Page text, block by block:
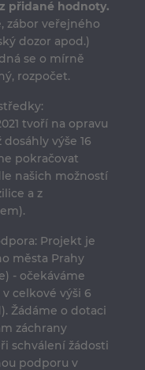
přidané hodnoty.
zábor veřejného
dozor apod.)
se o mírně
rozpočet.
tvoří na opravu
výše 16
pokračovat
našich možností
a z
Projekt je
města Prahy
- očekáváme
celkové výši 6
Žádáme o dotaci
záchrany
schválení žádosti
podporu v